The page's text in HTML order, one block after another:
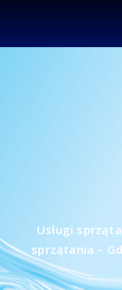
Usługi
sprzątania –